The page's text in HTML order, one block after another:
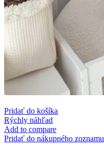
Pridať do košíka
Rýchly náhľad
Add to compare
Pridať do nákupného zoznamu